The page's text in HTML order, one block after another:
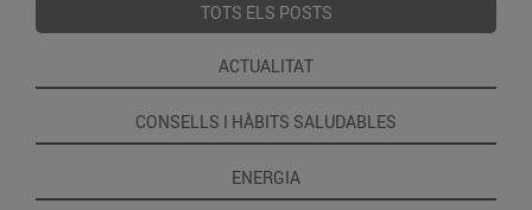
TOTS ELS POSTS
ACTUALITAT
CONSELLS I HÀBITS SALUDABLES
ENERGIA